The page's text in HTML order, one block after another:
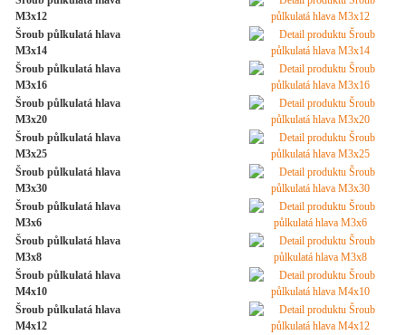
M3x12
Šroub půlkulatá hlava
M3x14
Šroub půlkulatá hlava
M3x16
Šroub půlkulatá hlava
M3x20
Šroub půlkulatá hlava
M3x25
Šroub půlkulatá hlava
M3x30
Šroub půlkulatá hlava
M3x6
Šroub půlkulatá hlava
M3x8
Šroub půlkulatá hlava
M4x10
Šroub půlkulatá hlava
M4x12